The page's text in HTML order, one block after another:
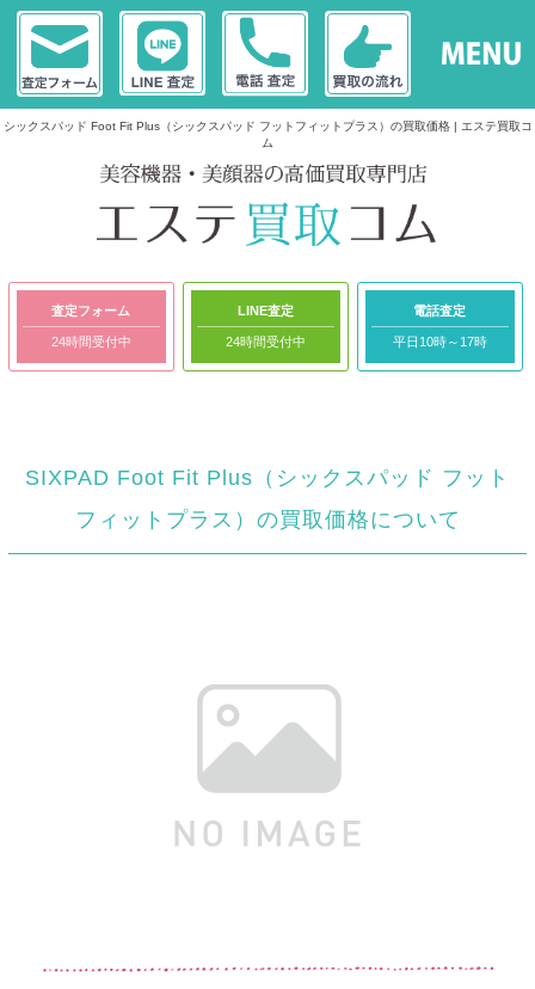
シックスパッド Foot Fit Plus（シックスパッド フットフィットプラス）の買取価格 | エステ買取コ
ム
査定フォーム
24時間受付中
LINE査定
24時間受付中
電話査定
平日10時～17時
SIXPAD Foot Fit Plus（シックスパッド フット
フィットプラス）の買取価格について